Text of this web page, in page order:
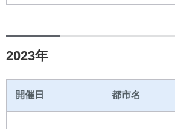
2023年
開催日 都市名